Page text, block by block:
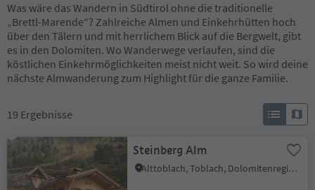
Was wäre das Wandern in Südtirol ohne die traditionelle
„Brettl-Marende“? Zahlreiche Almen und Einkehrhütten hoch
über den Tälern und mit herrlichem Blick auf die Bergwelt, gibt
es in den Dolomiten. Wo Wanderwege verlaufen, sind die
köstlichen Einkehrmöglichkeiten meist nicht weit. So wird deine
nächste Almwanderung zum Highlight für die ganze Familie.
19 Ergebnisse
Steinberg Alm
Alttoblach, Toblach, Dolomitenregion 3 Zinnen